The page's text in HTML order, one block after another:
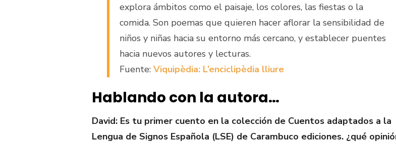
explora ámbitos como el paisaje, los colores, las fiestas o la
comida. Son poemas que quieren hacer aflorar la sensibilidad de
niños y niñas hacia su entorno más cercano, y establecer puentes
hacia nuevos autores y lecturas.
Fuente: Viquipèdia: L’enciclipèdia lliure
Hablando con la autora…
David: Es tu primer cuento en la colección de Cuentos adaptados a la
Lengua de Signos Española (LSE) de Carambuco ediciones. ¿qué